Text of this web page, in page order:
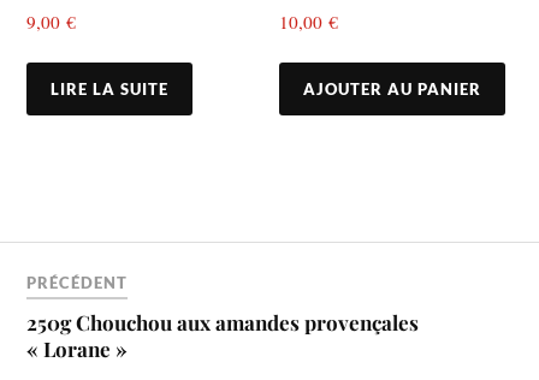
9,00€
LIRE LA SUITE
10,00€
AJOUTER AU PANIER
PRÉCÉDENT
250g Chouchou aux amandes provençales
« Lorane »